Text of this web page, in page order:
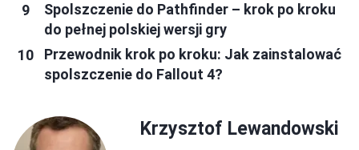
Spolszczenie do Pathfinder – krok po kroku
do pełnej polskiej wersji gry
Przewodnik krok po kroku: Jak zainstalować
spolszczenie do Fallout 4?
Krzysztof Lewandowski